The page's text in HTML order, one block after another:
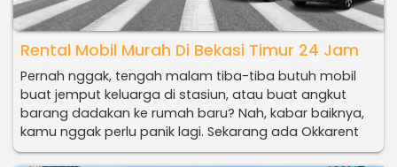
Rental Mobil Murah Di Bekasi Timur 24 Jam
Pernah nggak, tengah malam tiba-tiba butuh mobil
buat jemput keluarga di stasiun, atau buat angkut
barang dadakan ke rumah baru? Nah, kabar baiknya,
kamu nggak perlu panik lagi. Sekarang ada Okkarent